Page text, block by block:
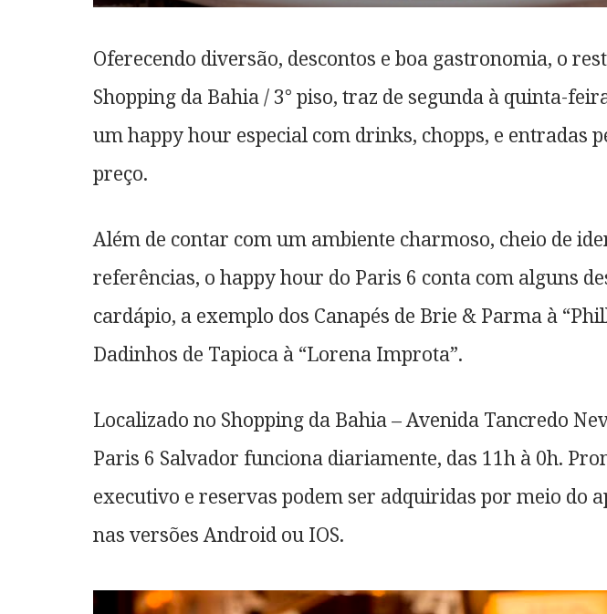
Oferecendo diversão, descontos e boa gastronomia, o
Shopping da Bahia / 3° piso, traz de segunda à quinta-
um happy hour especial com drinks, chopps, e entradas
preço.
Além de contar com um ambiente charmoso, cheio de
referências, o happy hour do Paris 6 conta com alguns
cardápio, a exemplo dos Canapés de Brie & Parma à
Dadinhos de Tapioca à “Lorena Improta”.
Localizado no Shopping da Bahia – Avenida Tancredo
Paris 6 Salvador funciona diariamente, das 11h à 0h.
executivo e reservas podem ser adquiridas por meio do
nas versões Android ou IOS.